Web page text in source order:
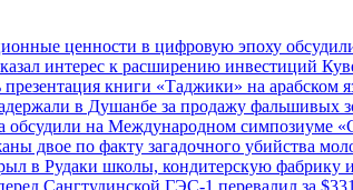
ценности в цифровую эпоху
интерес к расширению инвестиций
презентация книги «Таджики» на арабском
в Душанбе за продажу фальшивых
обсудили на Международном симпозиуме
двое по факту загадочного убийства
в Рудаки школы, кондитерскую фабрику
Сангтудинской ГЭС-1 перевалил за